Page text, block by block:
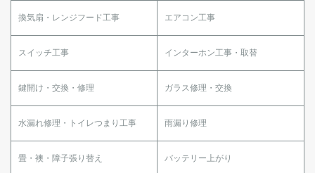
換気扇・レンジフード工事 エアコン工事
スイッチ工事 インターホン工事・取替
鍵開け・交換・修理 ガラス修理・交換
水漏れ修理・トイレつまり工事 雨漏り修理
畳・襖・障子張り替え バッテリー上がり